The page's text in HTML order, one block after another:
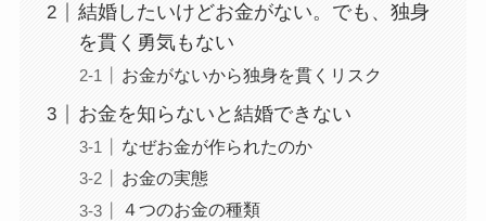
結婚したいけどお金がない。でも、独身
を貫く勇気もない
お金がないから独身を貫くリスク
お金を知らないと結婚できない
なぜお金が作られたのか
お金の実態
４つのお金の種類